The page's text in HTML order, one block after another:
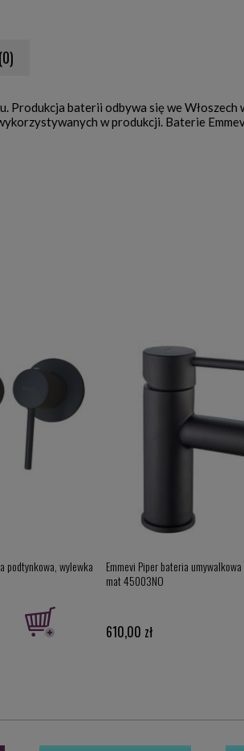
Produkcja baterii odbywa się we Włoszech
w produkcji. Baterie
podtynkowa, wylewka
Emmevi Piper bateria
mat 45003NO
610,00 zł